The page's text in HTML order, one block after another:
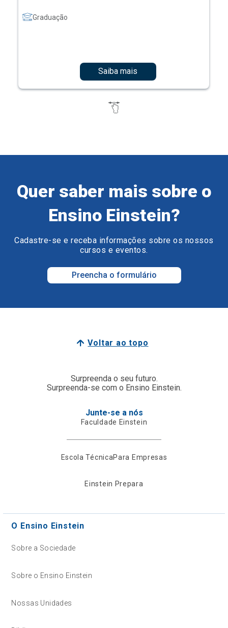
Graduação
Saiba mais
Quer saber mais sobre o
Ensino Einstein?
Cadastre-se e receba informações sobre os nossos
cursos e eventos.
Preencha o formulário
Voltar ao topo
Surpreenda o seu futuro.
Surpreenda-se com o Ensino Einstein.
Junte-se a nós
Faculdade Einstein
Escola TécnicaPara Empresas
Einstein Prepara
O Ensino Einstein
Sobre a Sociedade
Sobre o Ensino Einstein
Nossas Unidades